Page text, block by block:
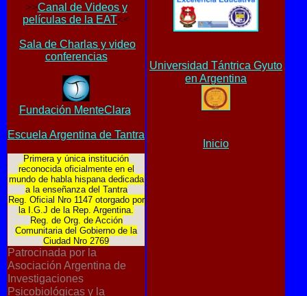
>>Canal de Videos y
películas de la EAT<<
Sala de Charlas y video
conferencias
Fundación MenteClara
Escuela Argentina de Tantra
Primera y única institución
reconocida oficialmente en el
mundo de habla hispana dedicada
a la enseñanza del Tantra
Reg. Oficial Nro 1147 otorgado por
la I.G.J de la Rep. Argentina.
Reg. de Org. de Acción
Comunitaria del Gobierno de la
Ciudad Nro 2769
Patrocinada por la
Asociación Argentina de
Investigaciones
Psicobiológicas y la
Universidad Tántrica Gyuto
en Argentina
Inicio